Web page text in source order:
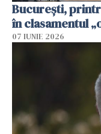
București,
în clasamentul
07 IUNIE 2026